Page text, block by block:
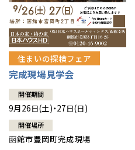
住まいの探検フェア
完成現場見学会
開催期間
9月26日(土)・27日(日)
開催場所
函館市豊岡町完成現場